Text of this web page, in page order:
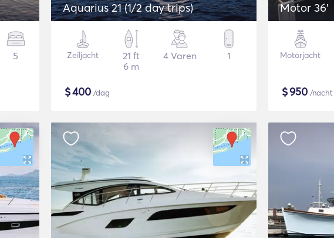
5
Aquarius 21 (1/2 day trips)
Zeiljacht
21 ft
6 m
4 Varen 1
$400 /dag
Motor 36'
Motorjacht
$950 /nacht